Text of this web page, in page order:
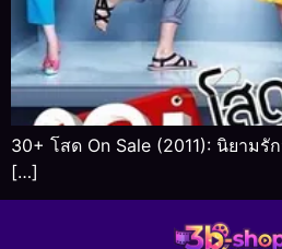
30+ โสด On Sale (2011): นิยาม
[…]